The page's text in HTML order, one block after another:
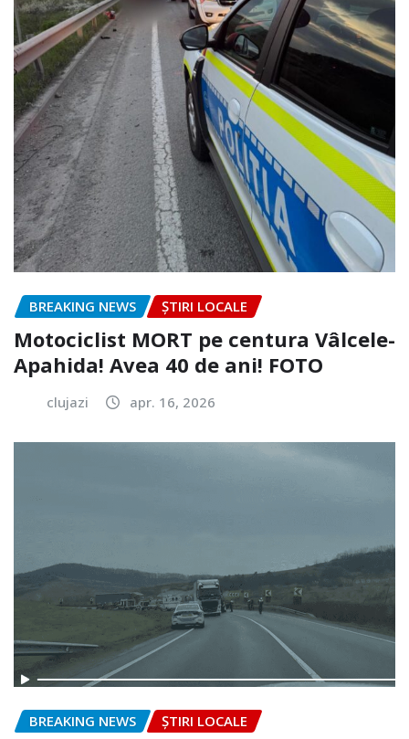
BREAKING NEWS ȘTIRI LOCALE
Motociclist MORT pe centura Vâlcele-
Apahida! Avea 40 de ani! FOTO
clujazi apr. 16, 2026
BREAKING NEWS ȘTIRI LOCALE